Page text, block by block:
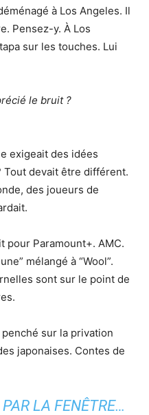
à Los Angeles. Il
Pensez-y. À Los
sur les touches. Lui
le bruit ?
exigeait des idées
devait être différent.
des joueurs de
pour Paramount+. AMC.
mélangé à “Wool”.
sont sur le point de
penché sur la privation
japonaises. Contes de
LA FENÊTRE…